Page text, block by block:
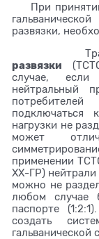
При принятии
развязки,
развязки
случае, если
нейтральный
нагрузки не
может
применении
ХХ-ГР) нейтрали
можно не
любом случае
паспорте
создать
гальванической